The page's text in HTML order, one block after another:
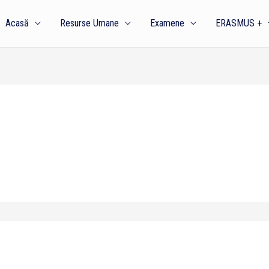
Acasă Resurse Umane Examene ERASMUS +